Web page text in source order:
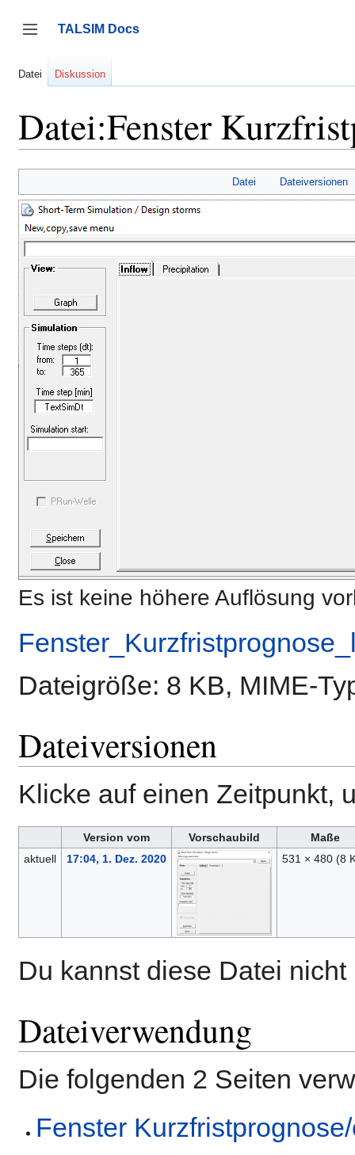
springen
Seitenleiste umschalten
TALSIM Docs
Datei Diskussion
Datei:Fenster
Datei Dateiversionen
Es ist keine höhere Auflösung
Dateigröße: 8 KB, MIME-
Dateiversionen
Klicke auf einen Zeitpunkt,
Version vom Vorschaubild
Maße
aktuell
17:04, 1. Dez. 2020 531 × 480 (8
Du kannst diese Datei
Dateiverwendung
Die folgenden 2 Seiten
Fenster